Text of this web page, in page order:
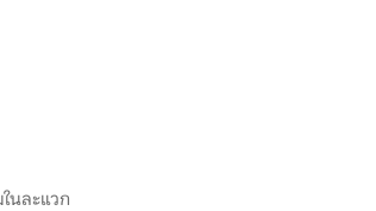
นละแวก